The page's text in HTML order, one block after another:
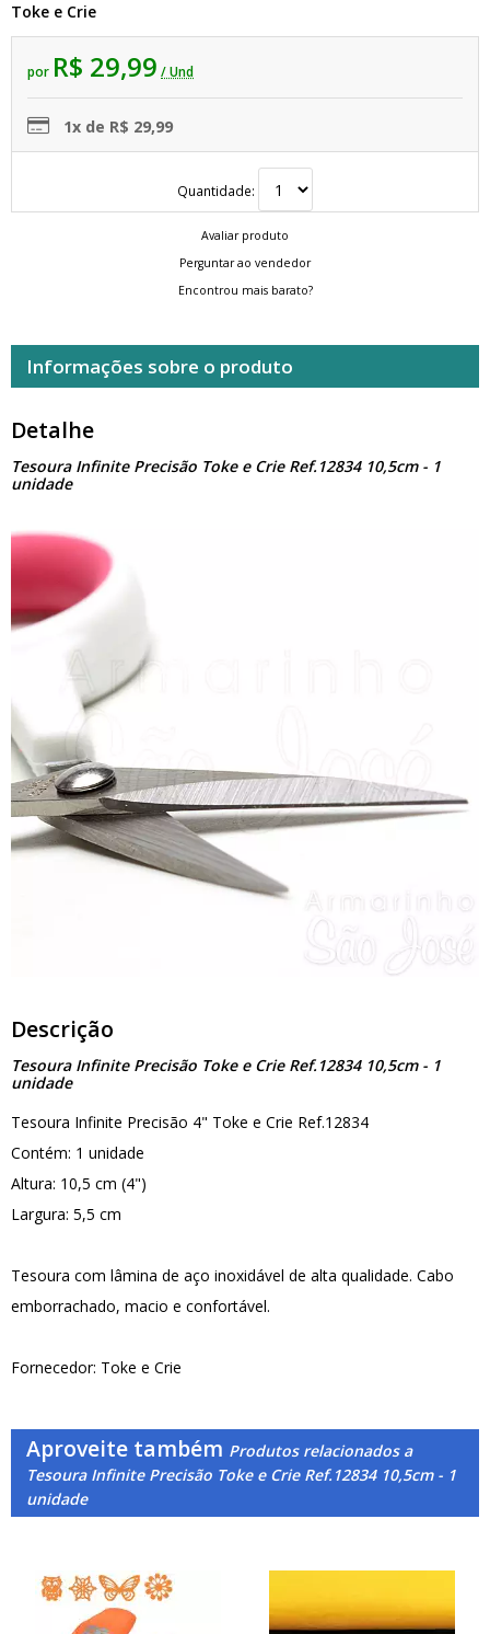
Toke e Crie
por R$ 29,99 / Und
1x de R$ 29,99
Quantidade:
Avaliar produto
Perguntar ao vendedor
Encontrou mais barato?
Informações sobre o produto
Detalhe
Tesoura Infinite Precisão Toke e Crie Ref.12834 10,5cm - 1
unidade
Descrição
Tesoura Infinite Precisão Toke e Crie Ref.12834 10,5cm - 1
unidade
Tesoura Infinite Precisão 4" Toke e Crie Ref.12834
Contém: 1 unidade
Altura: 10,5 cm (4")
Largura: 5,5 cm
Tesoura com lâmina de aço inoxidável de alta qualidade. Cabo
emborrachado, macio e confortável.
Fornecedor: Toke e Crie
Aproveite também Produtos relacionados a
Tesoura Infinite Precisão Toke e Crie Ref.12834 10,5cm - 1
unidade